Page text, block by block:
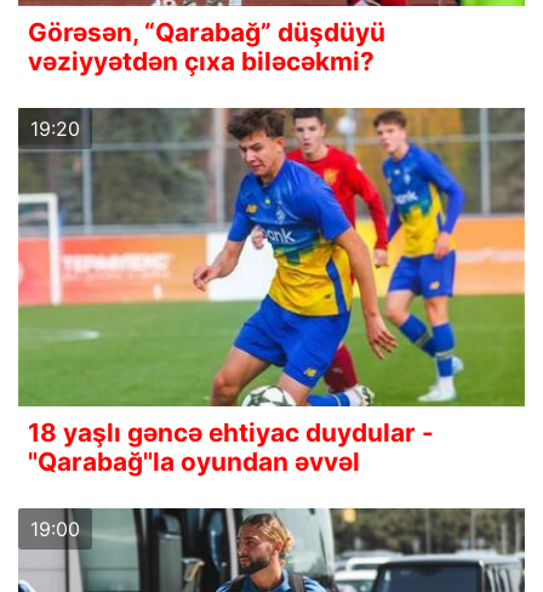
Görəsən, “Qarabağ” düşdüyü
vəziyyətdən çıxa biləcəkmi?
19:20
18 yaşlı gəncə ehtiyac duydular -
"Qarabağ"la oyundan əvvəl
19:00